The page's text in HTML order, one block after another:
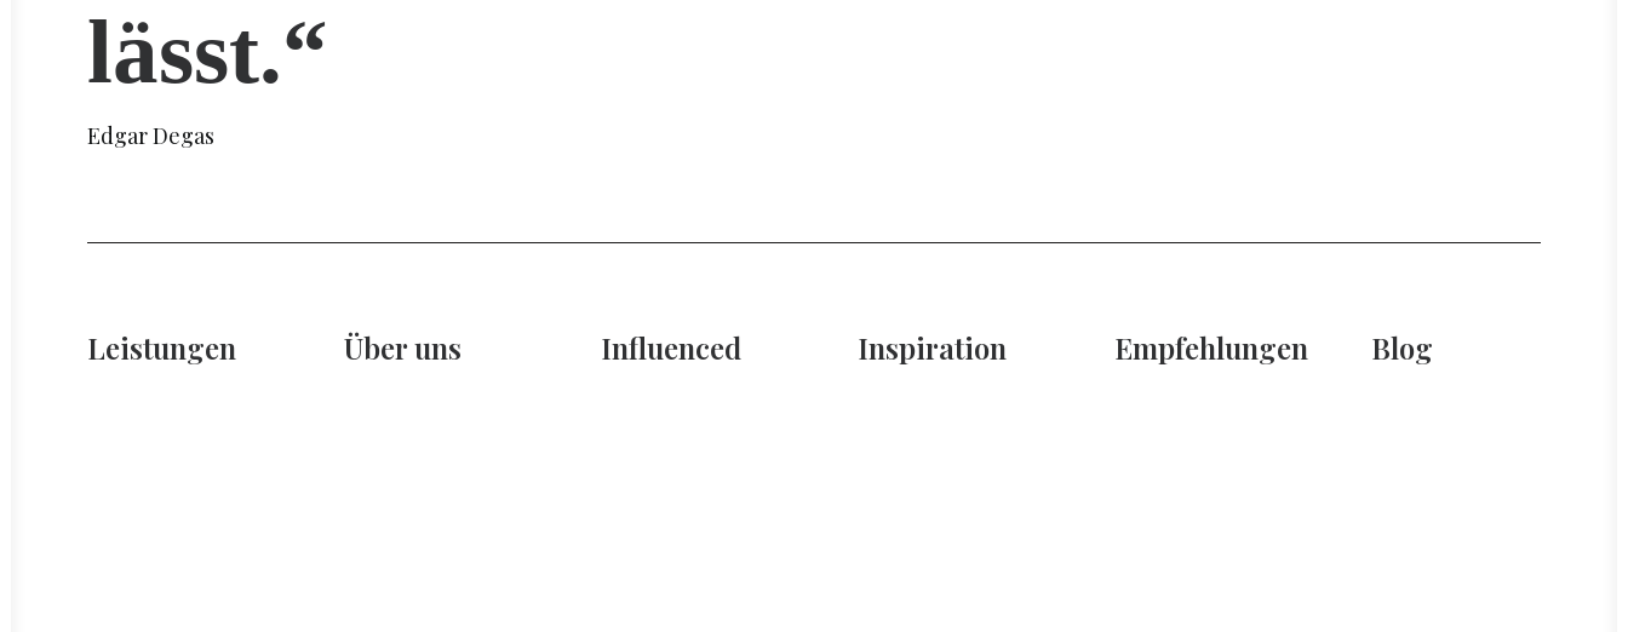
lässt.“
Edgar Degas
Leistungen Über uns Influenced Inspiration Empfehlungen Blog